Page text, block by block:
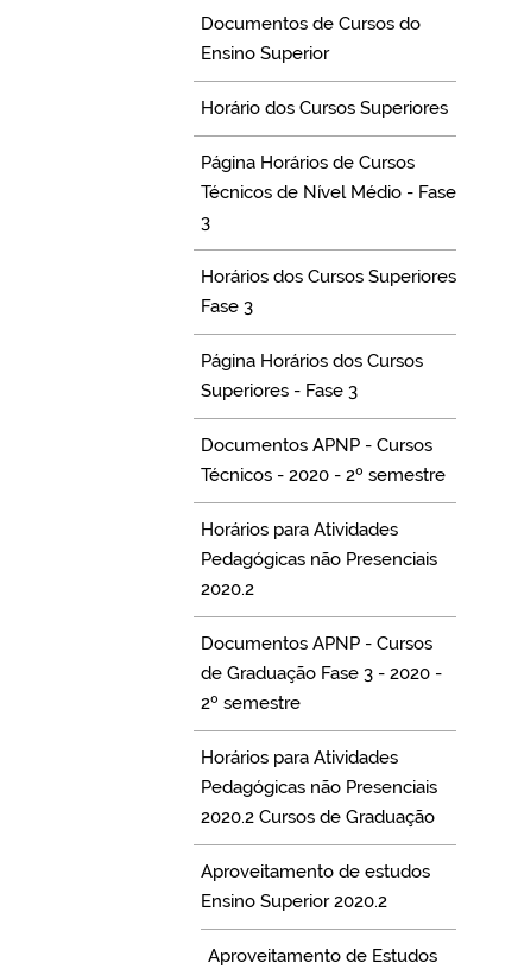
Documentos de Cursos do
Ensino Superior
Horário dos Cursos Superiores
Página Horários de Cursos
Técnicos de Nível Médio - Fase
3
Horários dos Cursos Superiores
Fase 3
Página Horários dos Cursos
Superiores - Fase 3
Documentos APNP - Cursos
Técnicos - 2020 - 2º semestre
Horários para Atividades
Pedagógicas não Presenciais
2020.2
Documentos APNP - Cursos
de Graduação Fase 3 - 2020 -
2º semestre
Horários para Atividades
Pedagógicas não Presenciais
2020.2 Cursos de Graduação
Aproveitamento de estudos
Ensino Superior 2020.2
Aproveitamento de Estudos